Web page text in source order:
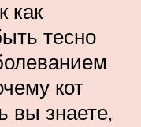
как
тесно
кот
вы знаете,